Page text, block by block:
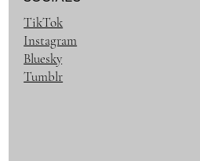
TikTok
Instagram
Bluesky
Tumblr